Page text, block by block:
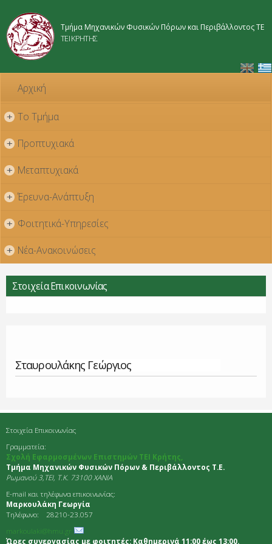
κυρίως
Τμήμα Μηχανικών Φυσικών Πόρων και Περιβάλλοντος ΤΕ
ΤΕΙ ΚΡΗΤΗΣ
Αρχική
+ Το Τμήμα
+ Προπτυχιακά
+ Μεταπτυχιακά
+ Έρευνα-Ανάπτυξη
+ Φοιτητικά-Υπηρεσίες
+ Νέα-Ανακοινώσεις
Στοιχεία Επικοινωνίας
Σταυρουλάκης Γεώργιος
Στοιχεία Επικοινωνίας
Γραμματεία:
Σχολή Εφαρμοσμένων Επιστημών ΤΕΙ Κρήτης,
Τμήμα Μηχανικών Φυσικών Πόρων & Περιβάλλοντος Τ.Ε.
Ρωμανού 3,TEI, Τ.Κ. 73100 ΧΑΝΙΑ
E-mail και τηλέφωνα επικοινωνίας:
Μαρκουλάκη Γεωργία
Τηλέφωνο: 28210-23.057
markoulaki@hmu.gr
Ώρες συνεργασίας με φοιτητές: Καθημερινά 11:00 έως 13:00.